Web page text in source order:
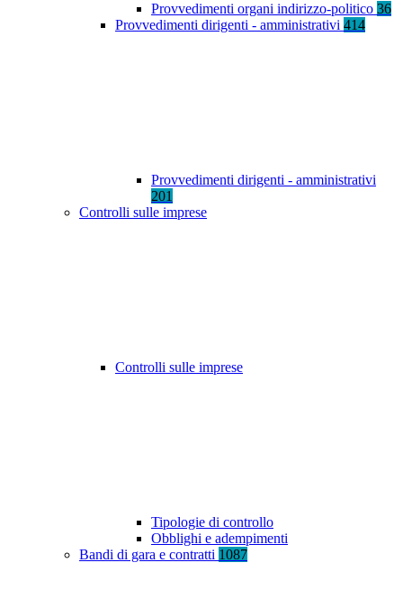
Provvedimenti organi indirizzo-politico 36
Provvedimenti dirigenti - amministrativi 414
Provvedimenti dirigenti - amministrativi
201
Controlli sulle imprese
Controlli sulle imprese
Tipologie di controllo
Obblighi e adempimenti
Bandi di gara e contratti 1087